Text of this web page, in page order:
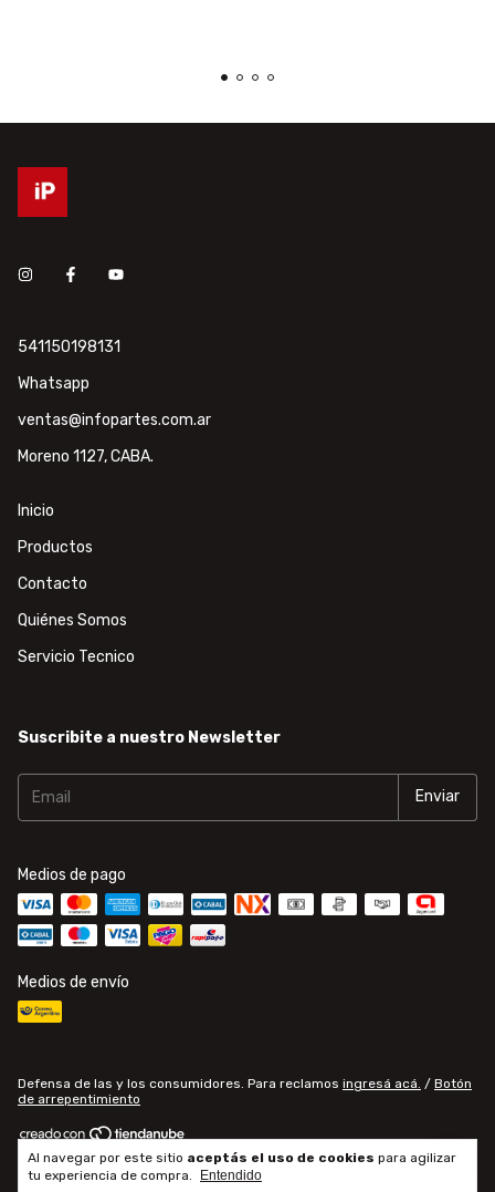
Al navegar por este sitio aceptás el uso de cookies para agilizar
tu experiencia de compra.
Entendido
541150198131
Whatsapp
ventas@infopartes.com.ar
Moreno 1127, CABA.
Inicio
Productos
Contacto
Quiénes Somos
Servicio Tecnico
Suscribite a nuestro Newsletter
Medios de pago
Medios de envío
Defensa de las y los consumidores. Para reclamos ingresá acá. / Botón
de arrepentimiento
Copyright infopartes - 2026. Todos los derechos reservados.